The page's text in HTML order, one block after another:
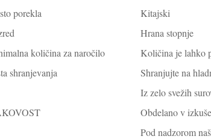
porekla
Kitajski
Hrana stopnje
količina za naročilo
Količina je lahko
shranjevanja
Shranjujte na
Iz zelo svežih
Obdelano v
Pod nadzorom